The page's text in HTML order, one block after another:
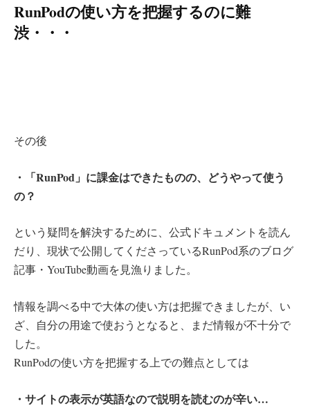
RunPodの使い方を把握するのに難
渋・・・
その後
・「RunPod」に課金はできたものの、どうやって使う
の？
という疑問を解決するために、公式ドキュメントを読ん
だり、現状で公開してくださっているRunPod系のブログ
記事・YouTube動画を見漁りました。
情報を調べる中で大体の使い方は把握できましたが、い
ざ、自分の用途で使おうとなると、まだ情報が不十分で
した。
RunPodの使い方を把握する上での難点としては
・サイトの表示が英語なので説明を読むのが辛い…